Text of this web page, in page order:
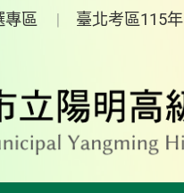
專區 臺北考區115